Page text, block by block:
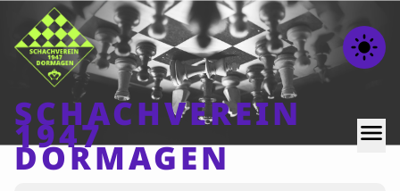
light_mode
SCHACHVEREIN
1947
DORMAGEN
menu